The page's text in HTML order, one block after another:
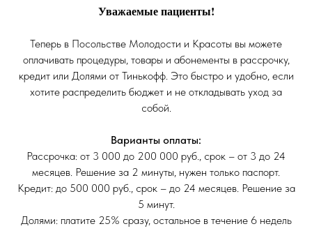
Уважаемые пациенты!
Теперь в Посольстве Молодости и Красоты вы можете
оплачивать процедуры, товары и абонементы в рассрочку,
кредит или Долями от Тинькофф. Это быстро и удобно, если
хотите распределить бюджет и не откладывать уход за
собой.
Варианты оплаты:
Рассрочка: от 3 000 до 200 000 руб., срок – от 3 до 24
месяцев. Решение за 2 минуты, нужен только паспорт.
Кредит: до 500 000 руб., срок – до 24 месяцев. Решение за
5 минут.
Долями: платите 25% сразу, остальное в течение 6 недель